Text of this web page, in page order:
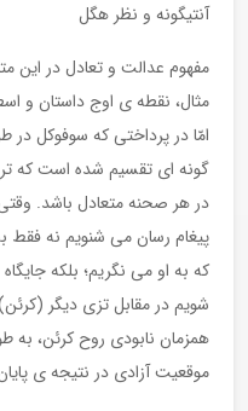
آنتیگونه و نظر هگل
مفهوم عدالت و تعادل در این
مثال، نقطه ی اوج داستان و
امّا در پرداختی که سوفوکل در
گونه ای تقسیم شده است که
در هر صحنه متعادل باشد. وقتی
پیغام رسان می شنویم نه
که به او می نگریم؛ بلکه
شویم در مقابل تزی دیگر
همزمان نابودی روح کرئن، به
موقعیت آزادی در نتیجه ی